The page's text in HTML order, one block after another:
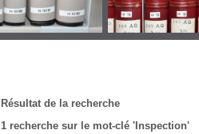
Résultat de la recherche
1 recherche sur le mot-clé 'Inspection'